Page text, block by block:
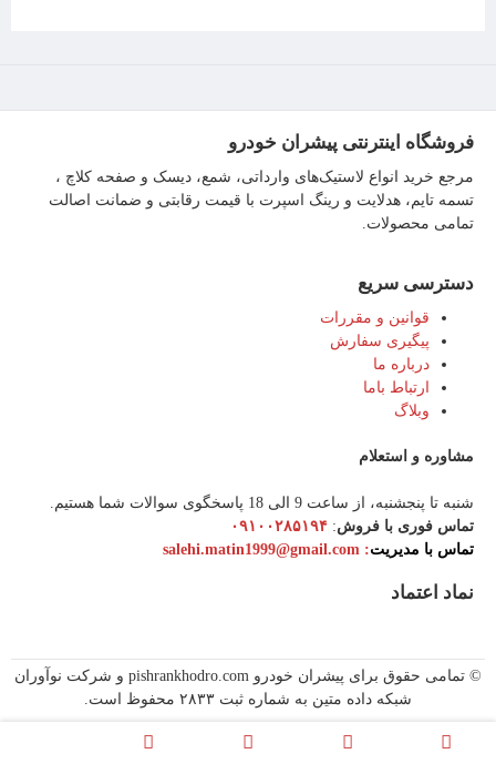
فروشگاه اینترنتی پیشران خودرو
مرجع خرید انواع لاستیک‌های وارداتی، شمع، دیسک و صفحه کلاچ ،
تسمه تایم، هدلایت و رینگ اسپرت با قیمت رقابتی و ضمانت اصالت
تمامی محصولات.
دسترسی سریع
قوانین و مقررات
پیگیری سفارش
درباره ما
ارتباط باما
وبلاگ
مشاوره و استعلام
شنبه تا پنجشنبه، از ساعت 9 الی 18 پاسخگوی سوالات شما هستیم.
تماس فوری با فروش: ۰۹۱۰۰۲۸۵۱۹۴
تماس با مدیریت:‌ salehi.matin1999@gmail.com
نماد اعتماد
© تمامی حقوق برای پیشران خودرو pishrankhodro.com و شرکت نوآوران
شبکه داده متین به شماره ثبت ۲۸۳۳ محفوظ است.